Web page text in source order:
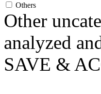
Others
Other
analyzed
SAVE &